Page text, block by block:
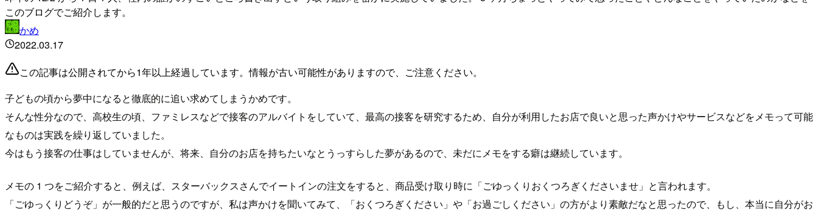
このブログでご紹介します。
かめ
2022.03.17
この記事は公開されてから1年以上経過しています。情報が古い可能性がありますので、ご注意ください。
子どもの頃から夢中になると徹底的に追い求めてしまうかめです。
そんな性分なので、高校生の頃、ファミレスなどで接客のアルバイトをしていて、最高の接客を研究するため、自分が利用したお店で良いと思った声かけやサービスなどをメモって可能
なものは実践を繰り返していました。
今はもう接客の仕事はしていませんが、将来、自分のお店を持ちたいなとうっすらした夢があるので、未だにメモをする癖は継続しています。
メモの 1 つをご紹介すると、例えば、スターバックスさんでイートインの注文をすると、商品受け取り時に「ごゆっくりおくつろぎくださいませ」と言われます。
「ごゆっくりどうぞ」が一般的だと思うのですが、私は声かけを聞いてみて、「おくつろぎください」や「お過ごしください」の方がより素敵だなと思ったので、もし、本当に自分がお